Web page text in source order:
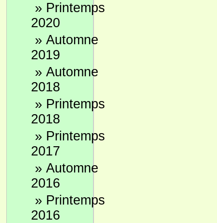
» Printemps
2020
» Automne
2019
» Automne
2018
» Printemps
2018
» Printemps
2017
» Automne
2016
» Printemps
2016